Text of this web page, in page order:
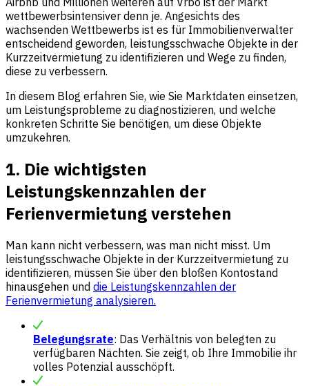
wettbewerbsintensiver denn je. Angesichts des
wachsenden Wettbewerbs ist es für Immobilienverwalter
entscheidend geworden, leistungsschwache Objekte in der
Kurzzeitvermietung zu identifizieren und Wege zu finden,
diese zu verbessern.
In diesem Blog erfahren Sie, wie Sie Marktdaten einsetzen,
um Leistungsprobleme zu diagnostizieren, und welche
konkreten Schritte Sie benötigen, um diese Objekte
umzukehren.
1. Die wichtigsten
Leistungskennzahlen der
Ferienvermietung verstehen
Man kann nicht verbessern, was man nicht misst. Um
leistungsschwache Objekte in der Kurzzeitvermietung zu
identifizieren, müssen Sie über den bloßen Kontostand
hinausgehen und die Leistungskennzahlen der
Ferienvermietung analysieren.
Belegungsrate: Das Verhältnis von belegten zu
verfügbaren Nächten. Sie zeigt, ob Ihre Immobilie ihr
volles Potenzial ausschöpft.